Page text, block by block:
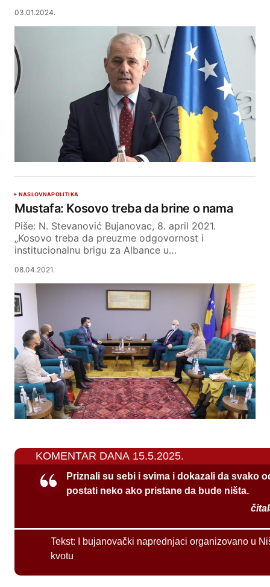
03.01.2024.
NASLOVNAPOLITIKA
Mustafa: Kosovo treba da brine o nama
Piše: N. Stevanović Bujanovac, 8. april 2021.
„Kosovo treba da preuzme odgovornost i
institucionalnu brigu za Albance u…
08.04.2021.
KOMENTAR DANA 15.5.2025.
Priznali su sebi i svima i dokazali da svako
postati neko ako pristane da bude ništa.
Tekst:
I bujanovački naprednjaci organizovano u
kvotu